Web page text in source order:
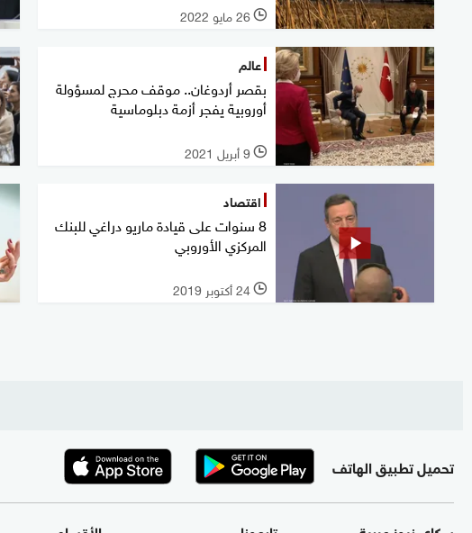
l 26 مايو 2022
عالم
بقصر أردوغان.. موقف محرج لمسؤولة
أوروبية يفجر أزمة دبلوماسية
l 9 أبريل 2021
اقتصاد
8 سنوات على قيادة ماريو دراغي للبنك
المركزي الأوروبي
l 24 أكتوبر 2019
تحميل تطبيق الهاتف